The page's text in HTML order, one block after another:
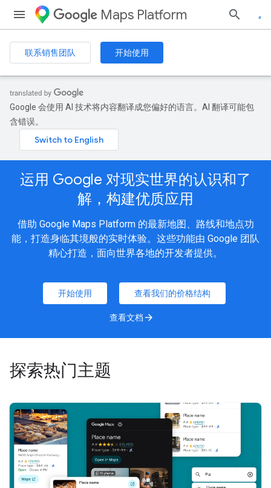
Maps Platform
联系销售团队 开始使用
Google 会使用 AI 技术将内容翻译成您偏好的语言。AI 翻译可能包
含错误。
运用 Google 对现实世界的认识和了
解，构建优质应用
借助 Google Maps Platform 的最新地图、路线和地点功
能，打造身临其境般的实时体验。这些功能由 Google 团队
精心打造，面向世界各地的开发者提供。
开始使用 查看我们的价格结构
查看文档 arrow_forward
探索热门主题